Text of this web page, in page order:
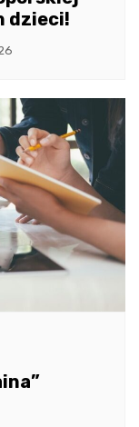
dzieci!